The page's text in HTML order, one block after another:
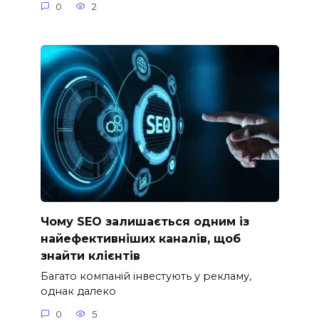
0 2
Чому SEO залишається одним із
найефективніших каналів, щоб
знайти клієнтів
Багато компаній інвестують у рекламу,
однак далеко
0 5